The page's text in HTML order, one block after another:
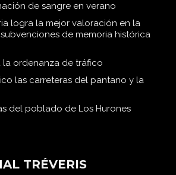
de sangre en verano
logra la mejor valoración en la
de memoria histórica
la ordenanza de tráfico
las carreteras del pantano y la
del poblado de Los Hurones